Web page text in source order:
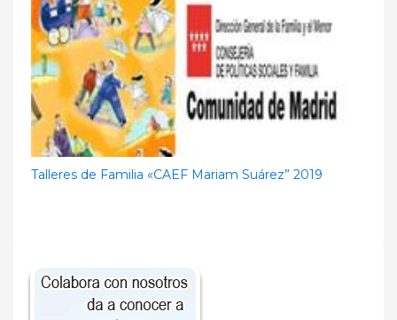
Talleres de Familia «CAEF Mariam Suárez” 2019